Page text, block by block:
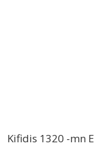
Kifidis 1320 -mn